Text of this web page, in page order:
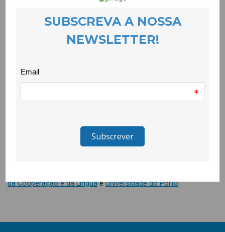
A escolha destes espaços naturais enquanto espaços
educativos que potenciam aprendizagens transformadoras
participantes que vieram de várias zonas do país.
realizou-se nos dias 1 e 2 de Julho e contou com mais de 30
participantes que se juntaram online no último dia para a
da Cooperação e da LínguaeUniversidade do Porto.